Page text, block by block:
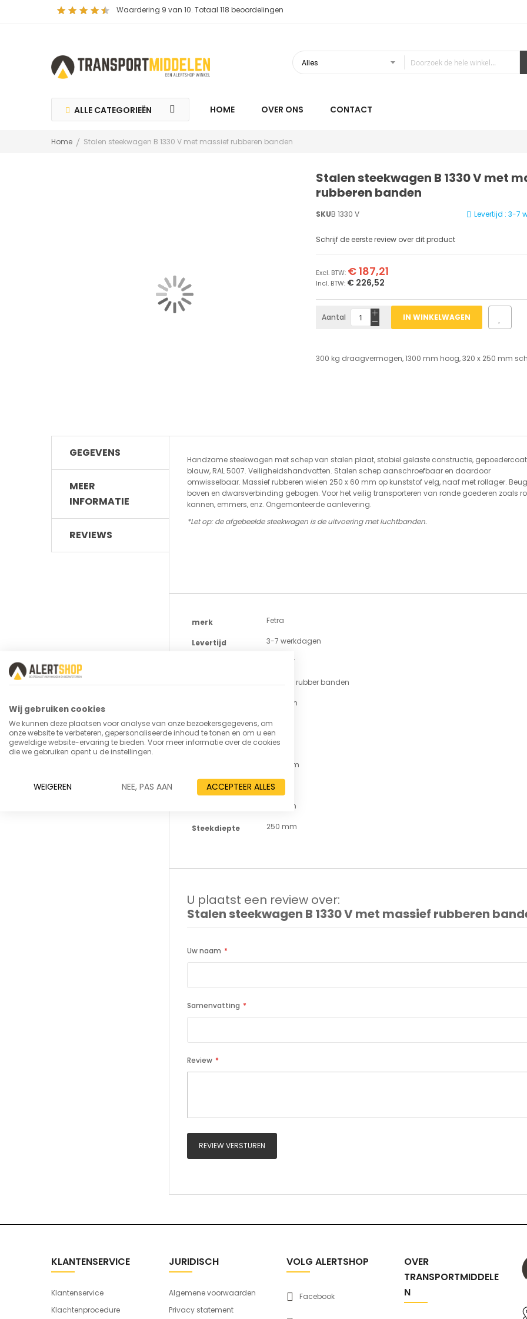
Waardering 9 van 10. Totaal 118 beoordelingen
ALLE CATEGORIEËN HOME OVER ONS CONTACT
Home Stalen steekwagen B 1330 V met massief rubberen banden
Stalen steekwagen B 1330 V met
rubberen banden
Levertijd : 3-7
SKUB 1330 V
Schrijf de eerste review over dit product
€ 226,52
€ 187,21
Aantal IN WINKELWAGEN
300 kg draagvermogen, 1300 mm hoog, 320 x 250 mm
GEGEVENS
MEER
INFORMATIE
REVIEWS
Handzame steekwagen met schep van stalen plaat, stabiel gelaste constructie,
blauw, RAL 5007. Veiligheidshandvatten. Stalen schep aanschroefbaar en daardoor
omwisselbaar. Massief rubberen wielen 250 x 60 mm op kunststof velg, naaf met rollager.
boven en dwarsverbinding gebogen. Voor het veilig transporteren van ronde goederen zoals
kannen, emmers, enz. Ongemonteerde aanlevering.
*Let op: de afgebeelde steekwagen is de uitvoering met luchtbanden.
informatie
merk Fetra
Levertijd 3-7 werkdagen
B 1330 V
Massief rubber banden
580 mm
Draagvermogen 300 kg
Eigen gewicht 17,5 kg
1300 mm
Materiaal Staal
320 mm
Steekdiepte 250 mm
U plaatst een review over:
Stalen steekwagen B 1330 V met massief rubberen
Uw naam
Samenvatting
Review
REVIEW VERSTUREN
KLANTENSERVICE
Klantenservice
Klachtenprocedure
JURIDISCH
Algemene voorwaarden
Privacy statement
VOLG ALERTSHOP
Facebook
OVER
TRANSPORTMIDDELE
N
Wij gebruiken cookies
We kunnen deze plaatsen voor analyse van onze bezoekersgegevens, om
onze website te verbeteren, gepersonaliseerde inhoud te tonen en om u een
geweldige website-ervaring te bieden. Voor meer informatie over de cookies
die we gebruiken opent u de instellingen.
WEIGEREN NEE, PAS AAN ACCEPTEER ALLES